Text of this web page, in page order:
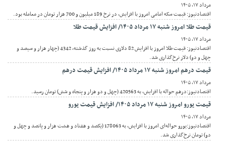
مرداد ۱۷, ۱۴۰۵
اقتصادنیوز: قیمت سکه امامی امروز با افزایش، در نرخ 189 میلیون و 700 هزار تومان در معامله بود.
قیمت طلا امروز شنبه ۱۷ مرداد ۱۴۰۵/ افزایش قیمت طلا
مرداد ۱۷, ۱۴۰۵
اقتصادنیوز: قیمت طلا امروز با افزایش 82 دلاری نسبت به روز گذشته، 4342 (چهار هزار و سیصد و
چهل و دو) دلار نرخ‌گذاری شد.
قیمت درهم امروز شنبه ۱۷ مرداد ۱۴۰۵/ افزایش قیمت درهم
مرداد ۱۷, ۱۴۰۵
اقتصادنیوز:درهم حواله با افزایش، به 420563 (چهل و دو هزار و پنجاه و شش) تومان رسید.
قیمت یورو امروز شنبه ۱۷ مرداد ۱۴۰۵/ افزایش قیمت یورو
مرداد ۱۷, ۱۴۰۵
اقتصادنیوز:یورو حواله‌ای امروز با افزایش، به 178063 (یکصد و هفتاد و هشت هزار و پانصد و چهل و
دو) تومان نرخ‌گذاری شد.